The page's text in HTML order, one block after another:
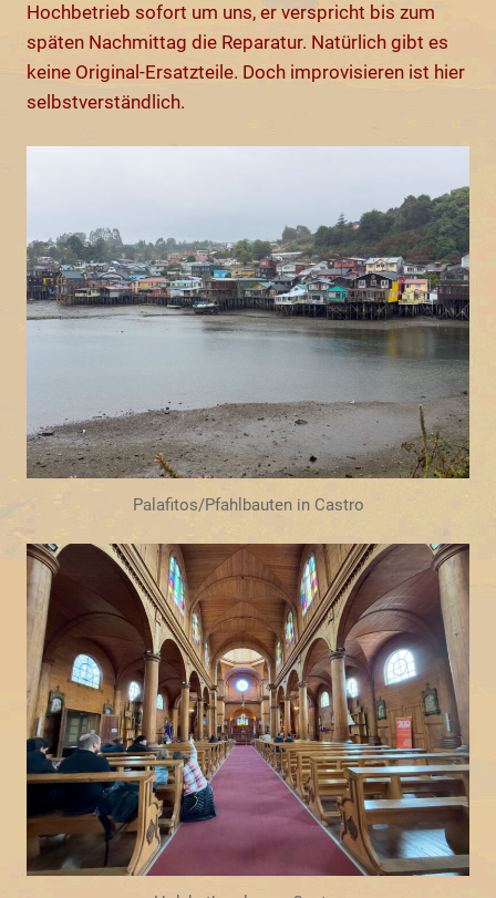
Hochbetrieb sofort um uns, er verspricht bis zum
späten Nachmittag die Reparatur. Natürlich gibt es
keine Original-Ersatzteile. Doch improvisieren ist hier
selbstverständlich.
Palafitos/Pfahlbauten in Castro